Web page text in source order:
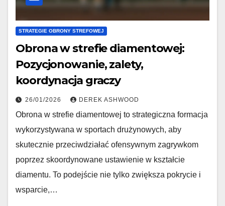
STRATEGIE OBRONY STREFOWEJ
Obrona w strefie diamentowej:
Pozycjonowanie, zalety,
koordynacja graczy
26/01/2026 DEREK ASHWOOD
Obrona w strefie diamentowej to strategiczna formacja
wykorzystywana w sportach drużynowych, aby
skutecznie przeciwdziałać ofensywnym zagrywkom
poprzez skoordynowane ustawienie w kształcie
diamentu. To podejście nie tylko zwiększa pokrycie i
wsparcie,…